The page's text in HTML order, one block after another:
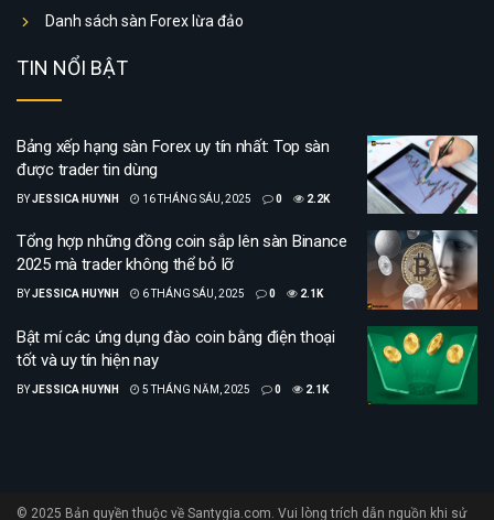
Danh sách sàn Forex lừa đảo
TIN NỔI BẬT
Bảng xếp hạng sàn Forex uy tín nhất: Top sàn
được trader tin dùng
BYJESSICA HUYNH 16 THÁNG SÁU, 2025 0 2.2K
Tổng hợp những đồng coin sắp lên sàn Binance
2025 mà trader không thể bỏ lỡ
BYJESSICA HUYNH 6 THÁNG SÁU, 2025 0 2.1K
Bật mí các ứng dụng đào coin bằng điện thoại
tốt và uy tín hiện nay
BYJESSICA HUYNH 5 THÁNG NĂM, 2025 0 2.1K
© 2025 Bản quyền thuộc về Santygia.com. Vui lòng trích dẫn nguồn khi sử